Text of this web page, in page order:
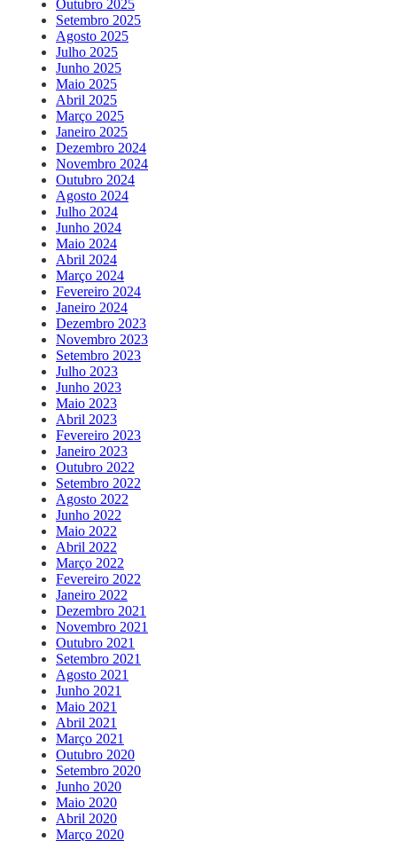
Outubro 2025
Setembro 2025
Agosto 2025
Julho 2025
Junho 2025
Maio 2025
Abril 2025
Março 2025
Janeiro 2025
Dezembro 2024
Novembro 2024
Outubro 2024
Agosto 2024
Julho 2024
Junho 2024
Maio 2024
Abril 2024
Março 2024
Fevereiro 2024
Janeiro 2024
Dezembro 2023
Novembro 2023
Setembro 2023
Julho 2023
Junho 2023
Maio 2023
Abril 2023
Fevereiro 2023
Janeiro 2023
Outubro 2022
Setembro 2022
Agosto 2022
Junho 2022
Maio 2022
Abril 2022
Março 2022
Fevereiro 2022
Janeiro 2022
Dezembro 2021
Novembro 2021
Outubro 2021
Setembro 2021
Agosto 2021
Junho 2021
Maio 2021
Abril 2021
Março 2021
Outubro 2020
Setembro 2020
Junho 2020
Maio 2020
Abril 2020
Março 2020